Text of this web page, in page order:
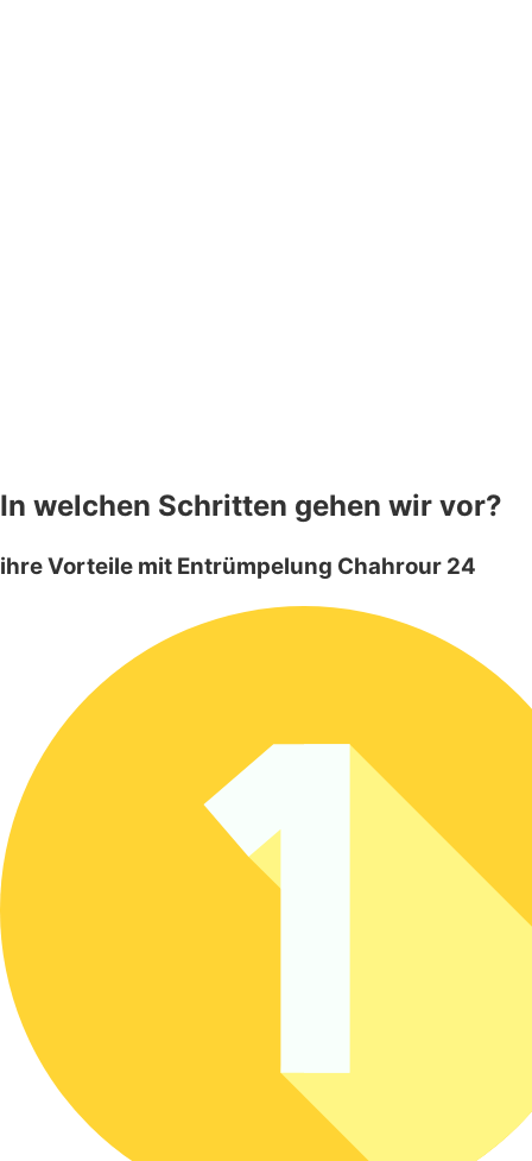
In welchen Schritten gehen wir vor?
ihre Vorteile mit Entrümpelung Chahrour 24